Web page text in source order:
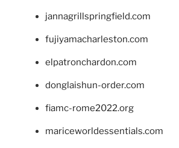
jannagrillspringfield.com
fujiyamacharleston.com
elpatronchardon.com
donglaishun-order.com
fiamc-rome2022.org
mariceworldessentials.com